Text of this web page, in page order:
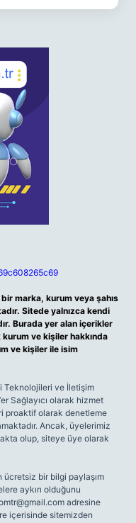
marka, kurum veya şahıs
Sitede yalnızca kendi
Burada yer alan içerikler
ve kişiler hakkında
ve kişiler ile isim
Teknolojileri ve İletişim
Sağlayıcı olarak hizmet
proaktif olarak denetleme
Ancak, üyelerimiz
olup, siteye üye olarak
ücretsiz bir bilgi paylaşım
aykırı olduğunu
adresine
içerisinde sitemizden